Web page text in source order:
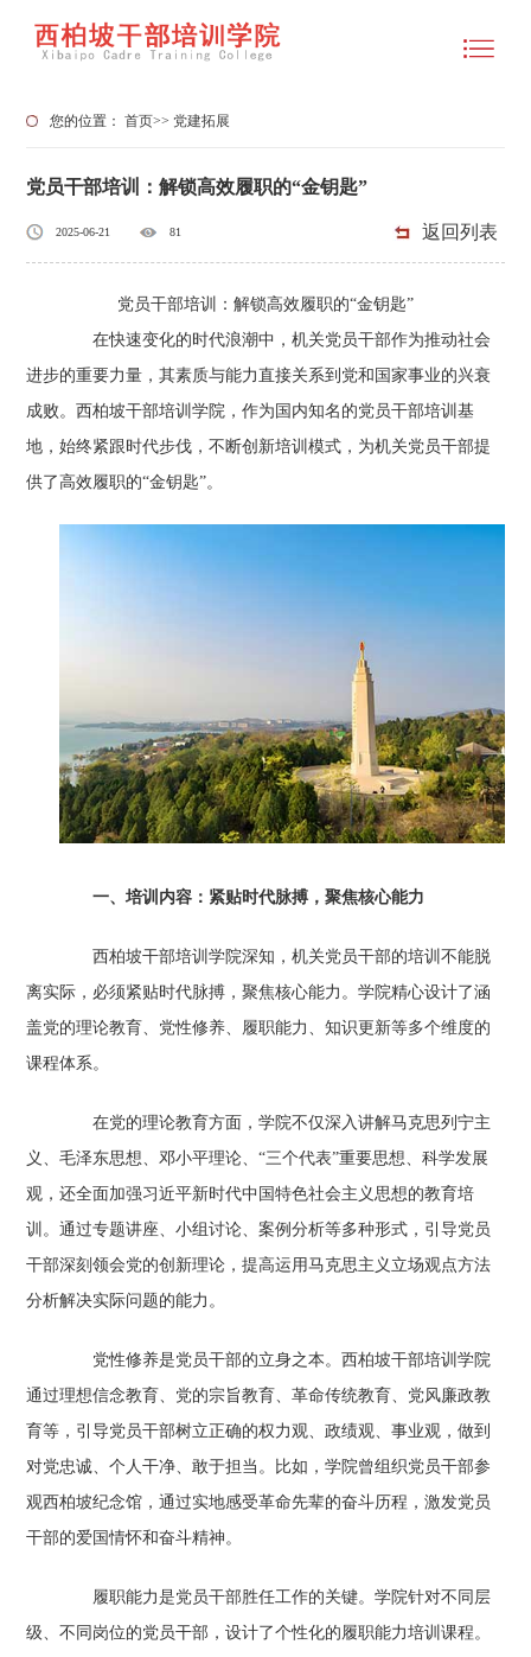
您的位置：首页>> 党建拓展
党员干部培训：解锁高效履职的“金钥匙”
2025-06-21 81 返回列表
党员干部培训：解锁高效履职的“金钥匙”
在快速变化的时代浪潮中，机关党员干部作为推动社会
进步的重要力量，其素质与能力直接关系到党和国家事业的兴衰
成败。西柏坡干部培训学院，作为国内知名的党员干部培训基
地，始终紧跟时代步伐，不断创新培训模式，为机关党员干部提
供了高效履职的“金钥匙”。
一、培训内容：紧贴时代脉搏，聚焦核心能力
西柏坡干部培训学院深知，机关党员干部的培训不能脱
离实际，必须紧贴时代脉搏，聚焦核心能力。学院精心设计了涵
盖党的理论教育、党性修养、履职能力、知识更新等多个维度的
课程体系。
在党的理论教育方面，学院不仅深入讲解马克思列宁主
义、毛泽东思想、邓小平理论、“三个代表”重要思想、科学发展
观，还全面加强习近平新时代中国特色社会主义思想的教育培
训。通过专题讲座、小组讨论、案例分析等多种形式，引导党员
干部深刻领会党的创新理论，提高运用马克思主义立场观点方法
分析解决实际问题的能力。
党性修养是党员干部的立身之本。西柏坡干部培训学院
通过理想信念教育、党的宗旨教育、革命传统教育、党风廉政教
育等，引导党员干部树立正确的权力观、政绩观、事业观，做到
对党忠诚、个人干净、敢于担当。比如，学院曾组织党员干部参
观西柏坡纪念馆，通过实地感受革命先辈的奋斗历程，激发党员
干部的爱国情怀和奋斗精神。
履职能力是党员干部胜任工作的关键。学院针对不同层
级、不同岗位的党员干部，设计了个性化的履职能力培训课程。